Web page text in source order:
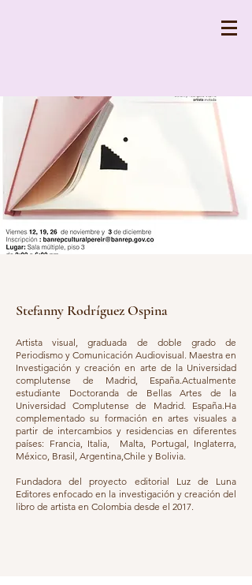
Stefanny Rodríguez Ospina
Artista visual, graduada de doble grado de
Periodismo y Comunicación Audiovisual. Maestra en
Investigación y creación en arte de la Universidad
complutense de Madrid, España.Actualmente
estudiante Doctoranda de Bellas Artes de la
Universidad Complutense de Madrid. España.Ha
complementado su formación en artes visuales a
partir de intercambios y residencias en diferentes
países: Francia, Italia, Malta, Portugal, Inglaterra,
México, Brasil, Argentina,Chile y Bolivia.
Fundadora del proyecto editorial Luz de Luna
Editores enfocado en la investigación y creación del
libro de artista en Colombia desde el 2017.